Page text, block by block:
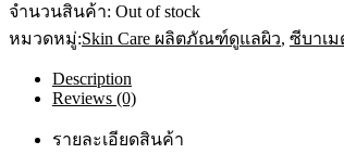
จำนวนสินค้า: Out of stock
หมวดหมู่:Skin Care ผลิตภัณฑ์ดูแลผิว, ซีบาเม
Description
Reviews (0)
รายละเอียดสินค้า